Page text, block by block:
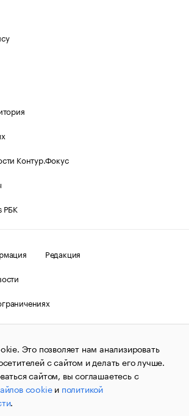
Контур.Фокус
РБК
Редакция
О соблюдении авторских прав
1995–2026.Сообщения
агентства «РБК»
Федеральной службой по надзору в сфере
технологий и массовых
09.12.2015 за номером ИА
пометкой «РБК». Отдельные
содержать информацию,
Это позволяет нам анализировать
с сайтом и делать его лучше.
сайтом, вы соглашаетесь с
cookieи политикой
.